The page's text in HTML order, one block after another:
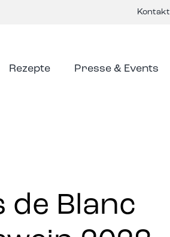
Kontakt
Rezepte Presse & Events
de Blanc